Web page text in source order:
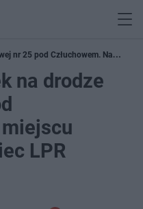
nr 25 pod Człuchowem. Na
na drodze
miejscu
LPR